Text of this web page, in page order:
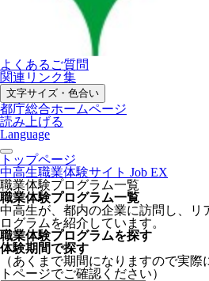
よくあるご質問
関連リンク集
文字サイズ・色合い
都庁総合ホームページ
読み上げる
Language
トップページ
中高生職業体験サイト Job EX
職業体験プログラム一覧
職業体験プログラム一覧
中高生が、都内の企業に訪問し、リ
ログラムを紹介しています。
職業体験プログラムを探す
体験期間で探す
（あくまで期間になりますので実
トページでご確認ください）